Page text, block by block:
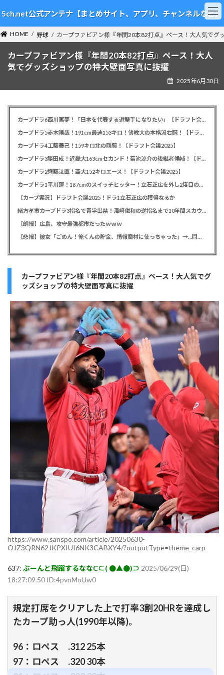
ン
テ
ン
ツ
ビ
ゲ
ー
シ
5ch.net公式アンテナ【まとめサイト、アプリ、チャンネルなど】
HOME 野球 カープファビアン様『年間20本82打点』ペース！大人気でグ
カープファビアン様『年間20本82打点』ペース！大人
気でグッズショップの特大壁面写真に抜擢
2025年6月30日
カープドラ6西川篤夢！「日本を代表する遊撃手になりたい」【ドラフト会議2025】
カープドラ5赤木晴哉！191cm最速153キロ！佛教大の本格派右腕！【ドラフト会議2025】
カープドラ4工藤泰己！159キロ北の剛腕！【ドラフト会議2025】
カープドラ3勝田成！近畿大163cmセカンド！菊池涼介の後継者候補！【ドラフト会議2025】
カープドラ2齊藤汰直！亜大152キロエース！【ドラフト会議2025】
カープドラ1平川蓮！187cmのスイッチヒッター！立石正広を外し2度目の重複も新井監督がクジを引き当てる！【ドラフト会議2025】
【カープ実況】ドラフト会議2025！ドラ1立石正広の獲得なるか
緒方孝市カープドラ3指名で青学出禁！澤﨑俊和の逆指名まで10年間スカウト出禁
【朗報】広島、攻守最強都市だったｗｗｗ
【悲報】彼女「ごめん！俺くんの貯金、情報商材に使っちゃった」→…問い詰めたらギャン泣きされたんだが俺が悪いのか？
カープファビアン様『年間20本82打点』ペース！大人気でグ
ッズショップの特大壁面写真に抜擢
https://www.sanspo.com/article/20250630-
OJZ3QRN62JKPXIUI6NK3CABXY4/?outputType=theme_carp
637: ぶーんと飛躍するななC⊂( ●▲●)⊃ 2025/06/29(日)
18:27:09.50 ID:4pvnMoUw0
規定打席をクリアした上で打率3割20HRを達成し
たカープ助っ人(1990年以降)。
96：ロペス .312 25本
97：ロペス .320 30本